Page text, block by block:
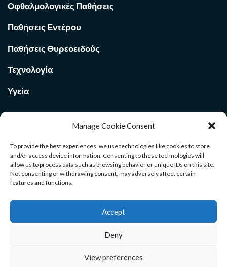
Manage Cookie Consent
To provide the best experiences, we use technologies like cookies to store
and/or access device information. Consenting to these technologies will
allow us to process data such as browsing behavior or unique IDs on this site.
Not consenting or withdrawing consent, may adversely affect certain
features and functions.
Accept
Deny
View preferences
Οφθαλμολογικές Παθήσεις
Παθήσεις Εντέρου
Παθήσεις Θυρεοειδούς
Τεχνολογία
Υγεία
Ποιοι Είμαστε στοMed Voi
365
Καλώς ήρθατε στην σελίδα μας. Ανακαλύψτε χρήσιμους
οδηγούς για όλους τους κλάδους. Μέσα από το site θα βρείτε
ευρύ φάσμα επιλογών της ζωής σας. Καλή διαμονή.
Επικοινωνία